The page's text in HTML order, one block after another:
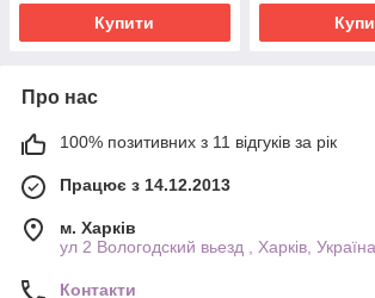
Купити
Про нас
100% позитивних з 11 відгуків за рік
Працює з 14.12.2013
м. Харків
ул 2 Вологодский вьезд , Харків, Україна
Контакти